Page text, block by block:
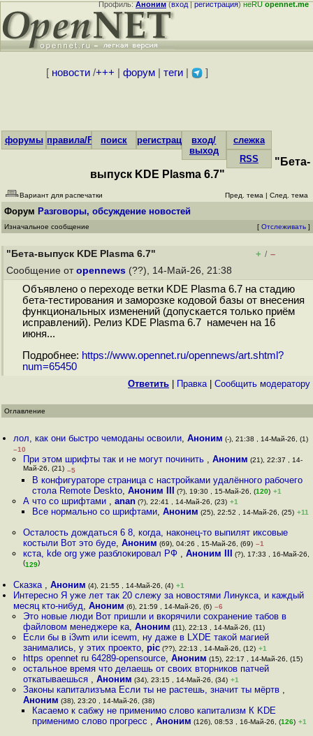
Профиль:Аноним(вход|регистрация)неRUopennet.me
[ новости/+++ форум| теги| ]
форумы правила/FAQпоиск регистрациявход/
выход
слежка
RSS
"Бета-
выпуск KDE Plasma 6.7"
Вариант для распечатки Пред. тема | След. тема
Форум Разговоры, обсуждение новостей
Изначальное сообщение [ Отслеживать ]
"Бета-выпуск KDE Plasma 6.7" + / –
Сообщение от opennews (??), 14-Май-26, 21:38
Объявлено о переходе ветки KDE Plasma 6.7 на стадию
бета-тестирования и заморозке кодовой базы от внесения
функциональных изменений (допускается только приём
исправлений). Релиз KDE Plasma 6.7 намечен на 16
июня...
Подробнее: https://www.opennet.ru/opennews/art.shtml?
num=65450
Ответить Правка| Cообщить модератору
Оглавление
лол, как они быстро чемоданы освоили,Аноним (-), 21:38 , 14-Май-26, (1)
–10
При этом шрифты так и не могут починить , Аноним (21), 22:37 , 14-
Май-26, (21) –5
В конфигураторе страница с настройками удалённого рабочего
стола Remote Deskto, Аноним III (?), 19:30 , 15-Май-26, (120) +1
А что со шрифтами , anan(?), 22:41 , 14-Май-26, (23) +1
Все нормально со шрифтами, Аноним (25), 22:52 , 14-Май-26, (25) +11
Осталость дождаться 6 8, когда, наконец-то выпилят иксовые
костыли Вот это буде, Аноним (69), 04:26 , 15-Май-26, (69) –1
кста, kde org уже разблокировал РФ , Аноним III (?), 17:33 , 16-Май-26,
(129)
Сказка ,Аноним (4), 21:55 , 14-Май-26, (4) +1
Интересно Я уже лет так 20 слежу за новостями Линукса, и каждый
месяц кто-нибуд,Аноним (6), 21:59 , 14-Май-26, (6) –6
Это новые люди Вот пришли и вкорячили сохранение табов в
файловом менеджере ка, Аноним (11), 22:13 , 14-Май-26, (11)
Если бы в i3wm или icewm, ну даже в LXDE такой магией
занимались, у этих проекто, pic(??), 22:13 , 14-Май-26, (12) +1
https opennet ru 64289-opensource, Аноним (15), 22:17 , 14-Май-26, (15)
остальное время что делаешь от своих вторников патчей
откатываешься , Аноним (34), 23:15 , 14-Май-26, (34) +1
Законы капитализъма Если ты не растешь, значит ты мёртв ,
Аноним (38), 23:20 , 14-Май-26, (38)
Касаемо к сабжу не применимо слово капитализм К KDE
применимо слово прогресс , Аноним (126), 08:53 , 16-Май-26, (126) +1